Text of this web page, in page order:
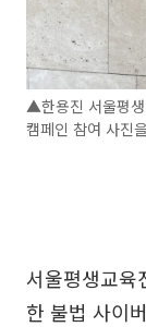
▲한용진 서울평
캠페인 참여 사진
서울평생교육
한 불법 사이